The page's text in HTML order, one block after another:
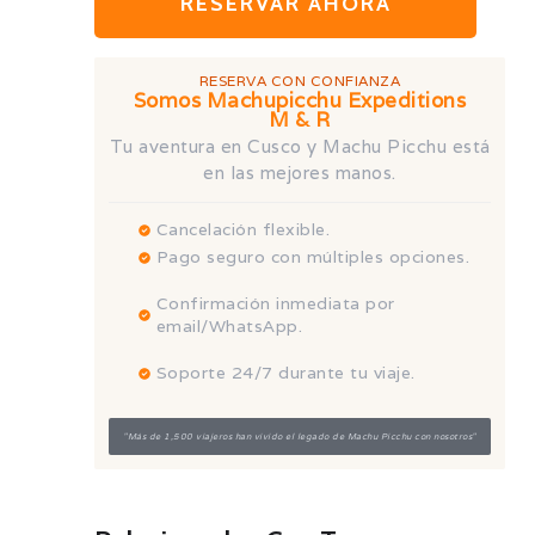
RESERVA CON CONFIANZA
Somos Machupicchu Expeditions
M & R
Tu aventura en Cusco y Machu Picchu está
en las mejores manos.
Cancelación flexible.
Pago seguro con múltiples opciones.
Confirmación inmediata por
email/WhatsApp.
Soporte 24/7 durante tu viaje.
"Más de 1,500 viajeros han vivido el legado de Machu Picchu con nosotros"
Machupicchu
Expeditions
Alojamiento y
transporte: Reserva con
anticipación,
especialmente en
temporada alta, y
considera tours que
ofrezcan transporte desde
y hacia Arequipa, o que te
permitan continuar hacia